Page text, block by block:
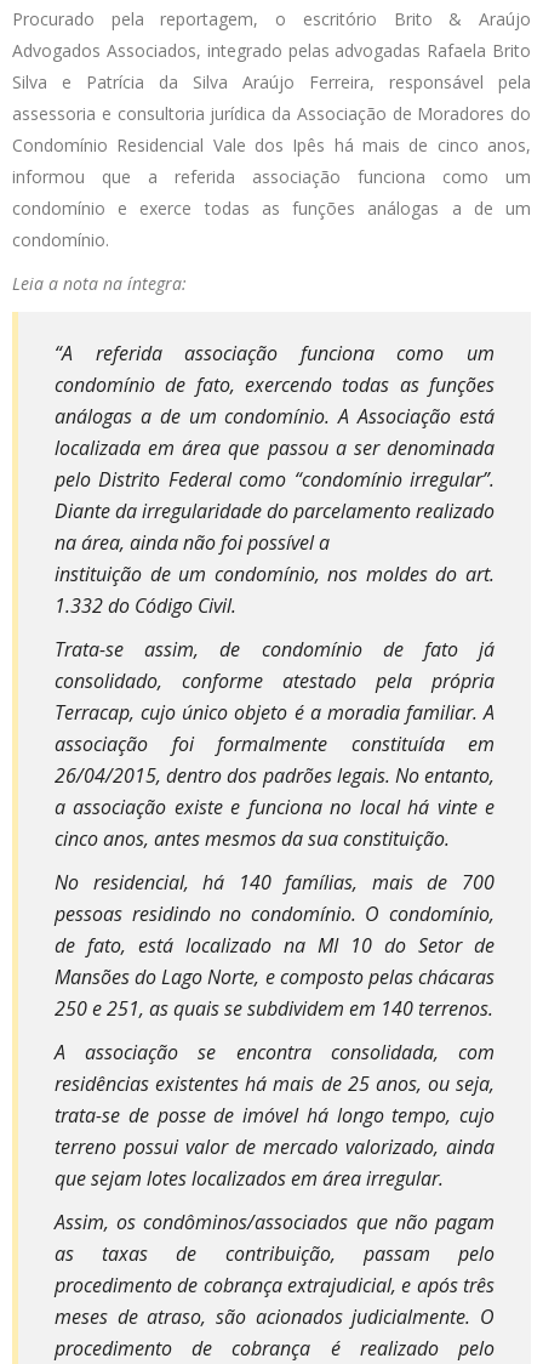
Procurado pela reportagem, o escritório Brito & Araújo
Advogados Associados, integrado pelas advogadas Rafaela Brito
Silva e Patrícia da Silva Araújo Ferreira, responsável pela
assessoria e consultoria jurídica da Associação de Moradores do
Condomínio Residencial Vale dos Ipês há mais de cinco anos,
informou que a referida associação funciona como um
condomínio e exerce todas as funções análogas a de um
condomínio.
Leia a nota na íntegra:
“A referida associação funciona como um
condomínio de fato, exercendo todas as funções
análogas a de um condomínio. A Associação está
localizada em área que passou a ser denominada
pelo Distrito Federal como “condomínio irregular”.
Diante da irregularidade do parcelamento realizado
na área, ainda não foi possível a
instituição de um condomínio, nos moldes do art.
1.332 do Código Civil.
Trata-se assim, de condomínio de fato já
consolidado, conforme atestado pela própria
Terracap, cujo único objeto é a moradia familiar. A
associação foi formalmente constituída em
26/04/2015, dentro dos padrões legais. No entanto,
a associação existe e funciona no local há vinte e
cinco anos, antes mesmos da sua constituição.
No residencial, há 140 famílias, mais de 700
pessoas residindo no condomínio. O condomínio,
de fato, está localizado na MI 10 do Setor de
Mansões do Lago Norte, e composto pelas chácaras
250 e 251, as quais se subdividem em 140 terrenos.
A associação se encontra consolidada, com
residências existentes há mais de 25 anos, ou seja,
trata-se de posse de imóvel há longo tempo, cujo
terreno possui valor de mercado valorizado, ainda
que sejam lotes localizados em área irregular.
Assim, os condôminos/associados que não pagam
as taxas de contribuição, passam pelo
procedimento de cobrança extrajudicial, e após três
meses de atraso, são acionados judicialmente. O
procedimento de cobrança é realizado pelo